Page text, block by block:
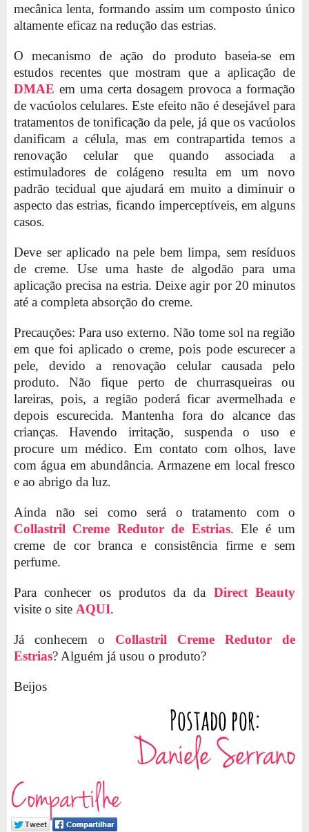
mecânica lenta, formando assim um composto único
altamente eficaz na redução das estrias.
O mecanismo de ação do produto baseia-se em
estudos recentes que mostram que a aplicação de
DMAE em uma certa dosagem provoca a formação
de vacúolos celulares. Este efeito não é desejável para
tratamentos de tonificação da pele, já que os vacúolos
danificam a célula, mas em contrapartida temos a
renovação celular que quando associada a
estimuladores de colágeno resulta em um novo
padrão tecidual que ajudará em muito a diminuir o
aspecto das estrias, ficando imperceptíveis, em alguns
casos.
Deve ser aplicado na pele bem limpa, sem resíduos
de creme. Use uma haste de algodão para uma
aplicação precisa na estria. Deixe agir por 20 minutos
até a completa absorção do creme.
Precauções: Para uso externo. Não tome sol na região
em que foi aplicado o creme, pois pode escurecer a
pele, devido a renovação celular causada pelo
produto. Não fique perto de churrasqueiras ou
lareiras, pois, a região poderá ficar avermelhada e
depois escurecida. Mantenha fora do alcance das
crianças. Havendo irritação, suspenda o uso e
procure um médico. Em contato com olhos, lave
com água em abundância. Armazene em local fresco
e ao abrigo da luz.
Ainda não sei como será o tratamento com o
Collastril Creme Redutor de Estrias. Ele é um
creme de cor branca e consistência firme e sem
perfume.
Para conhecer os produtos da da Direct Beauty
visite o site AQUI.
Já conhecem o Collastril Creme Redutor de
Estrias? Alguém já usou o produto?
Beijos
Compartilhe